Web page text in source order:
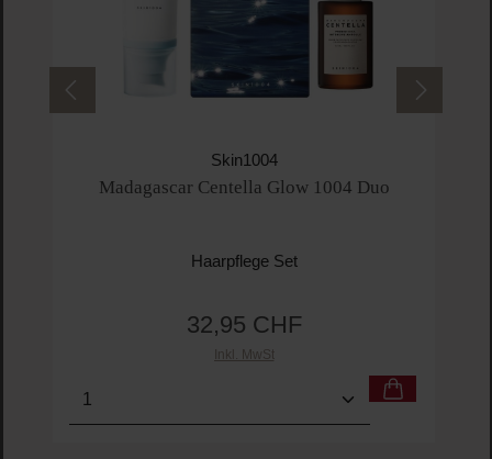
Skin1004
Madagascar Centella Glow 1004 Duo
Haarpflege Set
Regulärer Preis:
32,95 CHF
Inkl. MwSt
Produkt Anzahl: Gib den gewünschten Wert